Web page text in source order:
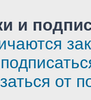
и
от